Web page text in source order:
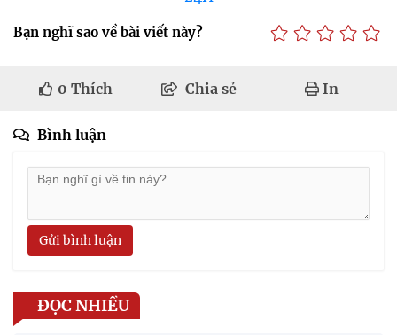
Bạn nghĩ sao về bài viết này?
0 Thích Chia sẻ In
Bình luận
Gửi bình luận
ĐỌC NHIỀU